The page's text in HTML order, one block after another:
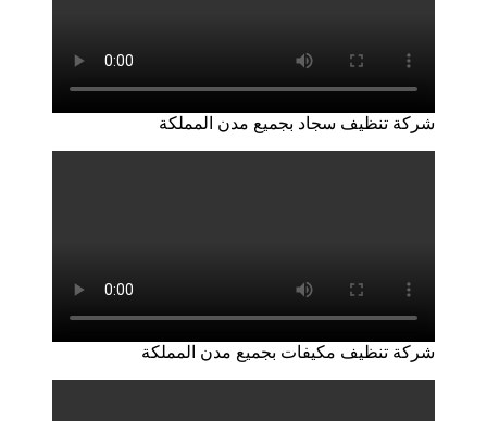
شركة تنظيف سجاد بجميع مدن المملكة
شركة تنظيف مكيفات بجميع مدن المملكة